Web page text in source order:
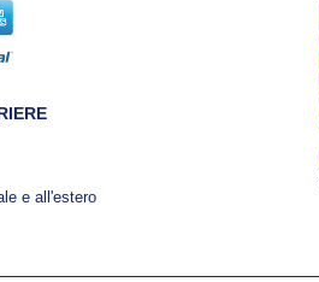
e all'estero